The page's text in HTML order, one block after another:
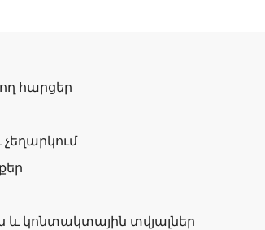
հարցեր
և կոնտակտային տվյալներ